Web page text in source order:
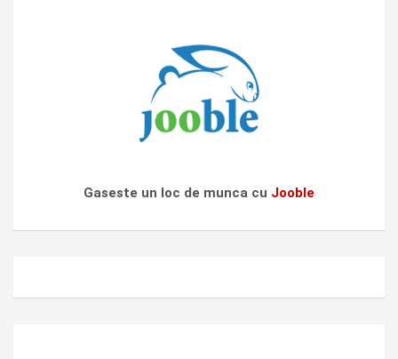
Gaseste un loc de munca cu Jooble